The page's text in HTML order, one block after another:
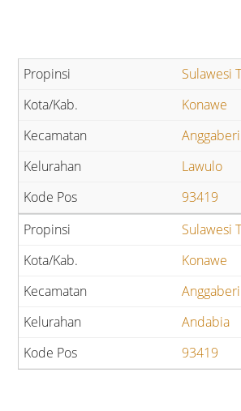
Sulawesi
Konawe
Anggaberi
Lawulo
93419
Sulawesi
Konawe
Anggaberi
Andabia
93419